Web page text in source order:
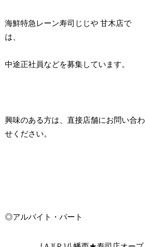
海鮮特急レーン寿司じじや 甘木店で
は、
中途正社員などを募集しています。
興味のある方は、直接店舗にお問い合わ
せください。
◎アルバイト・パート